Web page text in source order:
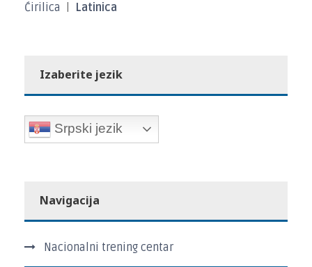
Ćirilica Latinica
Izaberite jezik
Srpski jezik
Navigacija
Nacionalni trening centar